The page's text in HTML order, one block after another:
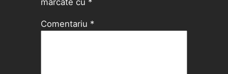
Comentariu *